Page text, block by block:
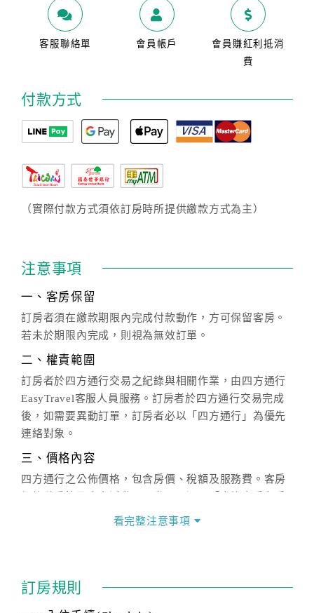
客服聯絡單 會員帳戶
會員賺紅利抵消
費
付款方式
（實際付款方式須依訂房時所提供繳款方式為主）
注意事項
一、客房保留
訂房者須在繳款期限內完成付款動作，方可保留客房。
若未於期限內完成，則視為無效訂單。
二、權責範圍
訂房者於四方通行交易之紀錄與相關作業，由四方通行
EasyTravel客服人員服務。訂房者於四方通行交易完成
後，如需要異動訂單，訂房者必以「四方通行」為優先
連絡對象。
三、價格內容
四方通行之公佈價格，包含房價、稅額及服務費。客房
價」之當日價格為標準。
話方式異動訂單。
看完整注意事項
訂房規則